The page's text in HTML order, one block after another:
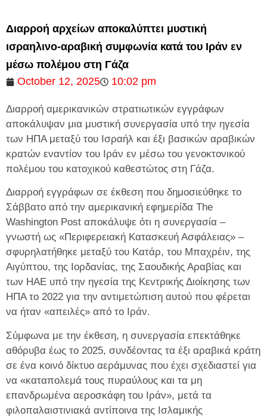
Διαρροή αρχείων αποκαλύπτει μυστική
ισραηλινο-αραβική συμφωνία κατά του Ιράν εν
μέσω πολέμου στη Γάζα
October 12, 2025
10:02 pm
Διαρροή αμερικανικών στρατιωτικών εγγράφων
αποκάλυψαν μια μυστική συνεργασία υπό την ηγεσία
των ΗΠΑ μεταξύ του Ισραήλ και έξι βασικών αραβικών
κρατών εναντίον του Ιράν εν μέσω του γενοκτονικού
πολέμου του κατοχικού καθεστώτος στη Γάζα.
Διαρροή εγγράφων σε έκθεση που δημοσιεύθηκε το
Σάββατο από την αμερικανική εφημερίδα The
Washington Post αποκάλυψε ότι η συνεργασία –
γνωστή ως «Περιφερειακή Κατασκευή Ασφάλειας» –
σφυρηλατήθηκε μεταξύ του Κατάρ, του Μπαχρέιν, της
Αιγύπτου, της Ιορδανίας, της Σαουδικής Αραβίας και
των ΗΑΕ υπό την ηγεσία της Κεντρικής Διοίκησης των
ΗΠΑ το 2022 για την αντιμετώπιση αυτού που φέρεται
να ήταν «απειλές» από το Ιράν.
Σύμφωνα με την έκθεση, η συνεργασία επεκτάθηκε
αθόρυβα έως το 2025, συνδέοντας τα έξι αραβικά κράτη
σε ένα κοινό δίκτυο αεράμυνας που έχει σχεδιαστεί για
να «καταπολεμά τους πυραύλους και τα μη
επανδρωμένα αεροσκάφη του Ιράν», μετά τα
φιλοπαλαιστινιακά αντίποινα της Ισλαμικής